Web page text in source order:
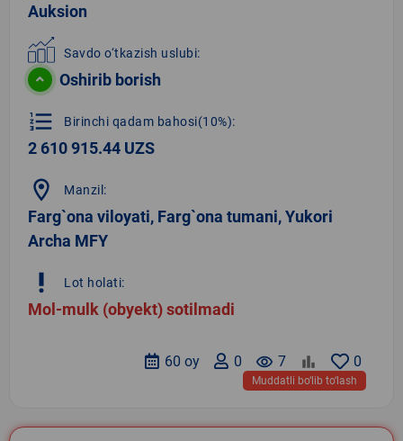
Auksion
Savdo o‘tkazish uslubi:
Oshirib borish
format_list_numbered Birinchi qadam bahosi(10%):
2 610 915.44 UZS
location_on Manzil:
Farg`ona viloyati, Farg`ona tumani, Yukori
Archa MFY
priority_high Lot holati:
Mol-mulk (obyekt) sotilmadi
0
remove_red_eye 7
0
60 oy
Muddatli bo‘lib to‘lash